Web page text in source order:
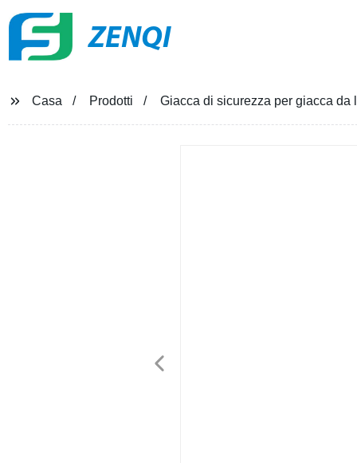
ZENQI
Casa Prodotti Giacca di sicurezza per giacca da